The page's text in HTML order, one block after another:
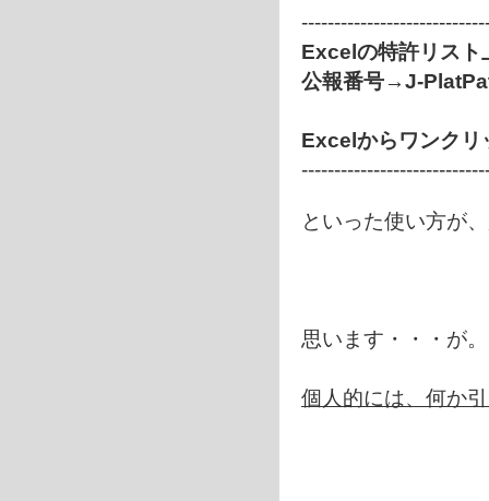
Excelの特許リスト
公報番号→J-
Excelからワンクリ
といった使い方が
思います・・・が。
個人的には、何か